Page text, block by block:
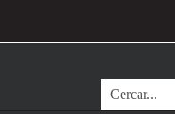
Cerca